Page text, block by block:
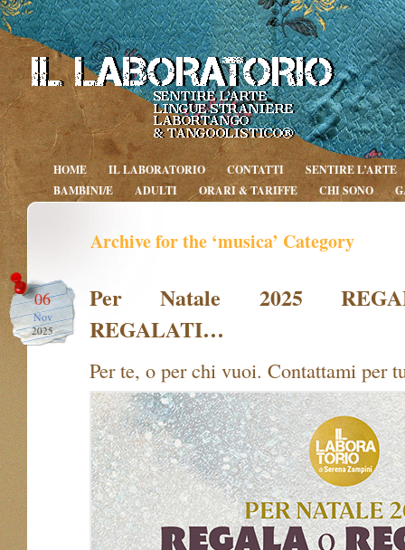
HOME IL LABORATORIO CONTATTI
SENTIRE L’ARTE
BAMBINI/E
ADULTI ORARI & TARIFFE CHI SONO
Archive for the ‘musica’ Category
06
Nov
2025
Per Natale 2025
REGALATI…
Per te, o per chi vuoi. Contattami per